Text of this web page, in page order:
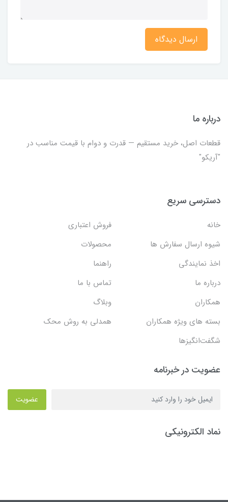
ارسال دیدگاه
درباره ما
قطعات اصل، خرید مستقیم — قدرت و دوام با قیمت مناسب در
"آریکو"
دسترسی سریع
خانه
فروش اعتباری
شیوه ارسال سفارش ها
محصولات
اخذ نمایندگی
راهنما
درباره ما
تماس با ما
همکاران
وبلاگ
بسته های ویژه همکاران
همدلی به روش محک
شگفت‌انگیزها
عضویت در خبرنامه
عضویت
نماد الکترونیکی